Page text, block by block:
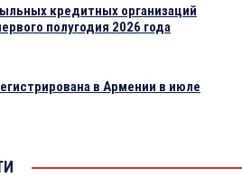
кредитных организаций
полугодия 2026 года
в Армении в июле